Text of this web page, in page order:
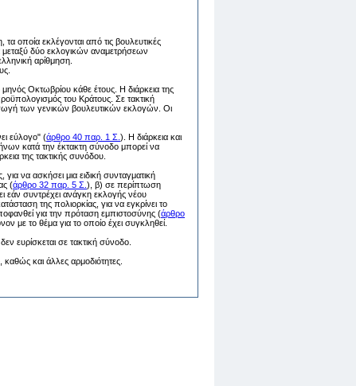
οποία εκλέγονται από τις βουλευτικές
μεταξύ δύο εκλογικών αναμετρήσεων
αρίθμηση.
Οκτωβρίου κάθε έτους. Η διάρκεια της
του Κράτους. Σε τακτική
των γενικών βουλευτικών εκλογών. Οι
εύλογο" (άρθρο 40 παρ. 1 Σ. ). Η διάρκεια και
κατά την έκτακτη σύνοδο μπορεί να
της τακτικής συνόδου.
να ασκήσει μια ειδική συνταγματική
(άρθρο 32 παρ. 5 Σ. ), β) σε περίπτωση
εάν συντρέχει ανάγκη εκλογής νέου
της πολιορκίας, για να εγκρίνει το
για την πρόταση εμπιστοσύνης (άρθρο
με το θέμα για το οποίο έχει συγκληθεί.
ευρίσκεται σε τακτική σύνοδο.
και άλλες αρμοδιότητες.